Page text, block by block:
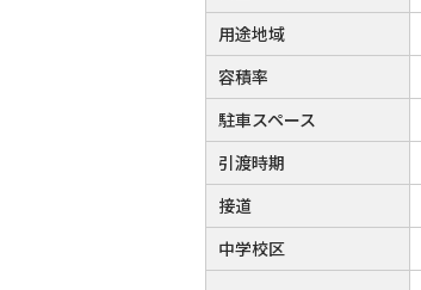
用途地域
容積率
駐車スペース
引渡時期
接道
中学校区